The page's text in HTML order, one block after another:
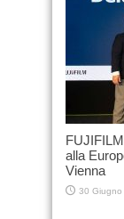
alla
Vienna
30 Giugno